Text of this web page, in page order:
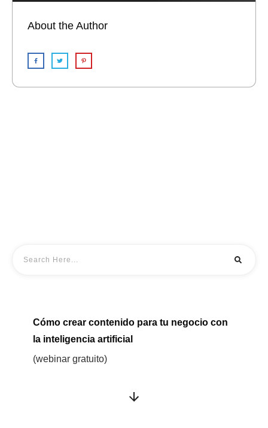
About the Author
Cómo crear contenido para tu negocio con
la inteligencia artificial
(webinar gratuito)